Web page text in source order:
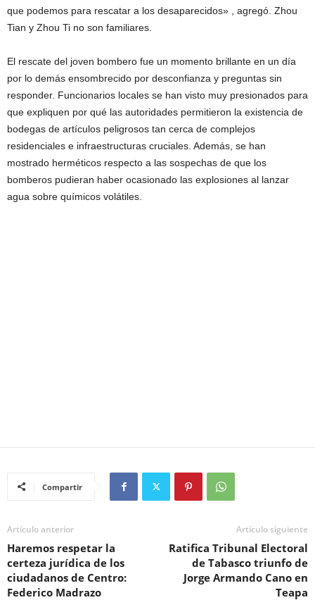
que podemos para rescatar a los desaparecidos» , agregó. Zhou
Tian y Zhou Ti no son familiares.
El rescate del joven bombero fue un momento brillante en un día
por lo demás ensombrecido por desconfianza y preguntas sin
responder. Funcionarios locales se han visto muy presionados para
que expliquen por qué las autoridades permitieron la existencia de
bodegas de artículos peligrosos tan cerca de complejos
residenciales e infraestructuras cruciales. Además, se han
mostrado herméticos respecto a las sospechas de que los
bomberos pudieran haber ocasionado las explosiones al lanzar
agua sobre químicos volátiles.
Compartir
Artículo anterior
Haremos respetar la
certeza jurídica de los
ciudadanos de Centro:
Federico Madrazo
Artículo siguiente
Ratifica Tribunal Electoral
de Tabasco triunfo de
Jorge Armando Cano en
Teapa